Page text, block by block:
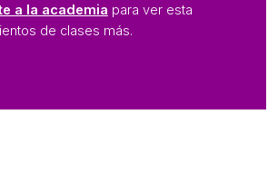
a la academia para ver esta
de clases más.